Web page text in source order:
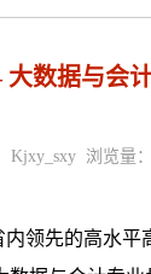
数据与会
Kjxy_sxy 浏览量：
领先的高水